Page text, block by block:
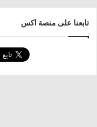
تابعنا على منصة اكس